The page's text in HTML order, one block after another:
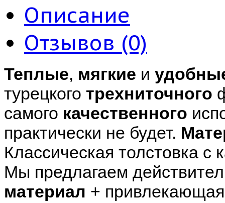
Описание
Отзывов (0)
Теплые, мягкие и
турецкого трехниточного
самого качественного
практически не будет.
Классическая толстовка
Мы предлагаем
материал +